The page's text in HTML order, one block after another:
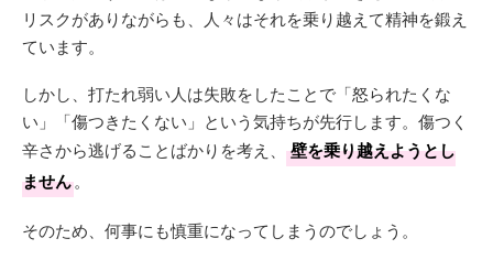
リスクがありながらも、人々はそれを乗り越えて精神を鍛え
ています。
しかし、打たれ弱い人は失敗をしたことで「怒られたくな
い」「傷つきたくない」という気持ちが先行します。傷つく
辛さから逃げることばかりを考え、
壁を乗り越えようとし
ません。
そのため、何事にも慎重になってしまうのでしょう。